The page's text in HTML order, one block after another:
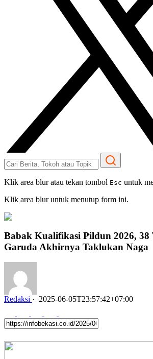
Klik area blur atau tekan tombol Esc untuk
Klik area blur untuk menutup form ini.
Babak Kualifikasi Pildun 2026, 38
Garuda Akhirnya Taklukan Naga
Redaksi · 2025-06-05T23:57:42+07:00